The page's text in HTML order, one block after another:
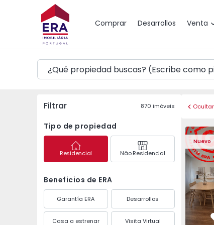
Comprar Desarrollos Venta
Mapa
Filtrar 870 imóveis
Tipo de propiedad
Residencial Não Residencial
Beneficios de ERA
Garantía ERA Desarrollos
Casa a estrenar Visita Virtual
Nuevo
Apartamento T1